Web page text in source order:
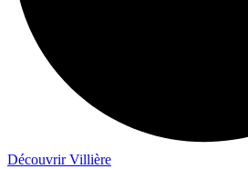
Découvrir Villière